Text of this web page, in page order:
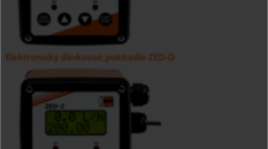
Elektronický dávkovaè,poèítadlo ZED-D